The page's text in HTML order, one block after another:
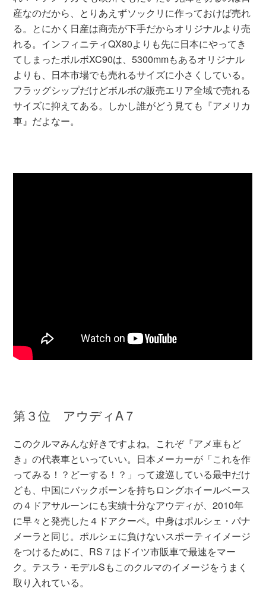
産なのだから、とりあえずソックリに作っておけば売れ
る。とにかく日産は商売が下手だからオリジナルより売
れる。インフィニティQX80よりも先に日本にやってき
てしまったボルボXC90は、5300mmもあるオリジナル
よりも、日本市場でも売れるサイズに小さくしている。
フラッグシップだけどボルボの販売エリア全域で売れる
サイズに抑えてある。しかし誰がどう見ても『アメリカ
車』だよなー。
第３位 アウディA７
このクルマみんな好きですよね。これぞ『アメ車もど
き』の代表車といっていい。日本メーカーが「これを作
ってみる！？どーする！？」って逡巡している最中だけ
ども、中国にバックボーンを持ちロングホイールベース
の４ドアサルーンにも実績十分なアウディが、2010年
に早々と発売した４ドアクーペ。中身はポルシェ・パナ
メーラと同じ。ポルシェに負けないスポーティイメージ
をつけるために、RS７はドイツ市販車で最速をマー
ク。テスラ・モデルSもこのクルマのイメージをうまく
取り入れている。